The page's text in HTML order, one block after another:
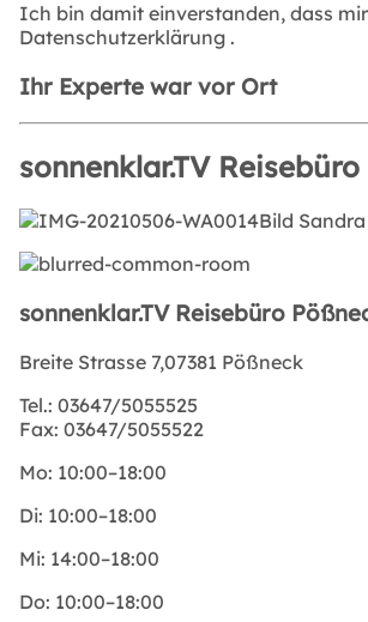
Ich bin damit einverstanden, dass
Datenschutzerklärung .
Ihr Experte war vor Ort
sonnenklar.TV
sonnenklar.TV Reisebüro
Breite Strasse 7,07381 Pößneck
Tel.: 03647/5055525
Fax: 03647/5055522
Mo: 10:00–18:00
Di: 10:00–18:00
Mi: 14:00–18:00
Do: 10:00–18:00